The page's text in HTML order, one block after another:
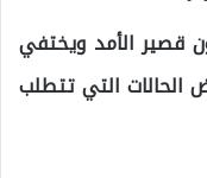
قصير الأمد ويختفي
الحالات التي تتطلب